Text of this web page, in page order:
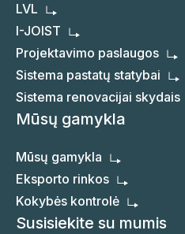
LVL
I-JOIST
Projektavimo paslaugos
Sistema pastatų statybai
Sistema renovacijai skydais
Mūsų gamykla
Mūsų gamykla
Eksporto rinkos
Kokybės kontrolė
Susisiekite su mumis